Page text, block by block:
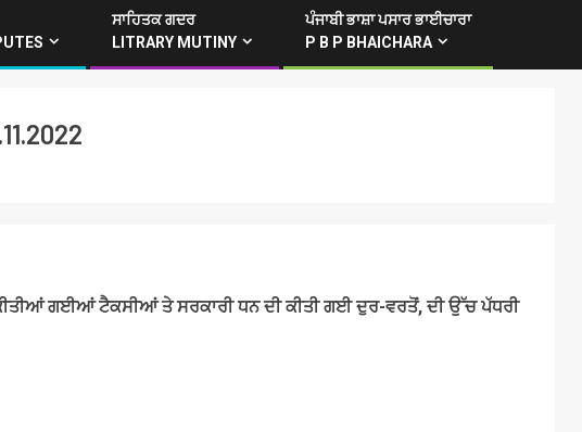
ਸਾਹਿਤਕ ਗਦਰ
LITRARY MUTINY
ਪੰਜਾਬੀ ਭਾਸ਼ਾ ਪਸਾਰ ਭਾਈਚਾਰਾ
P B P BHAICHARA
ਗਈਆਂ ਟੈਕਸੀਆਂ ਤੇ ਸਰਕਾਰੀ ਧਨ ਦੀ ਕੀਤੀ ਗਈ ਦੁਰ-ਵਰਤੋਂ, ਦੀ ਉੱਚ ਪੱਧਰੀ